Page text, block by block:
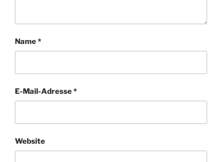
Name*
E-Mail-Adresse*
Website